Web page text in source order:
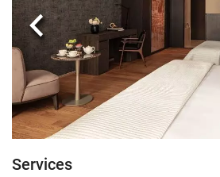
Précédent
Services